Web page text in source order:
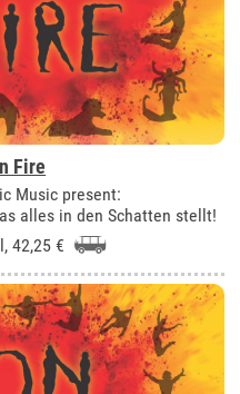
Fire
Music present:
alles in den Schatten stellt!
, 42,25 €